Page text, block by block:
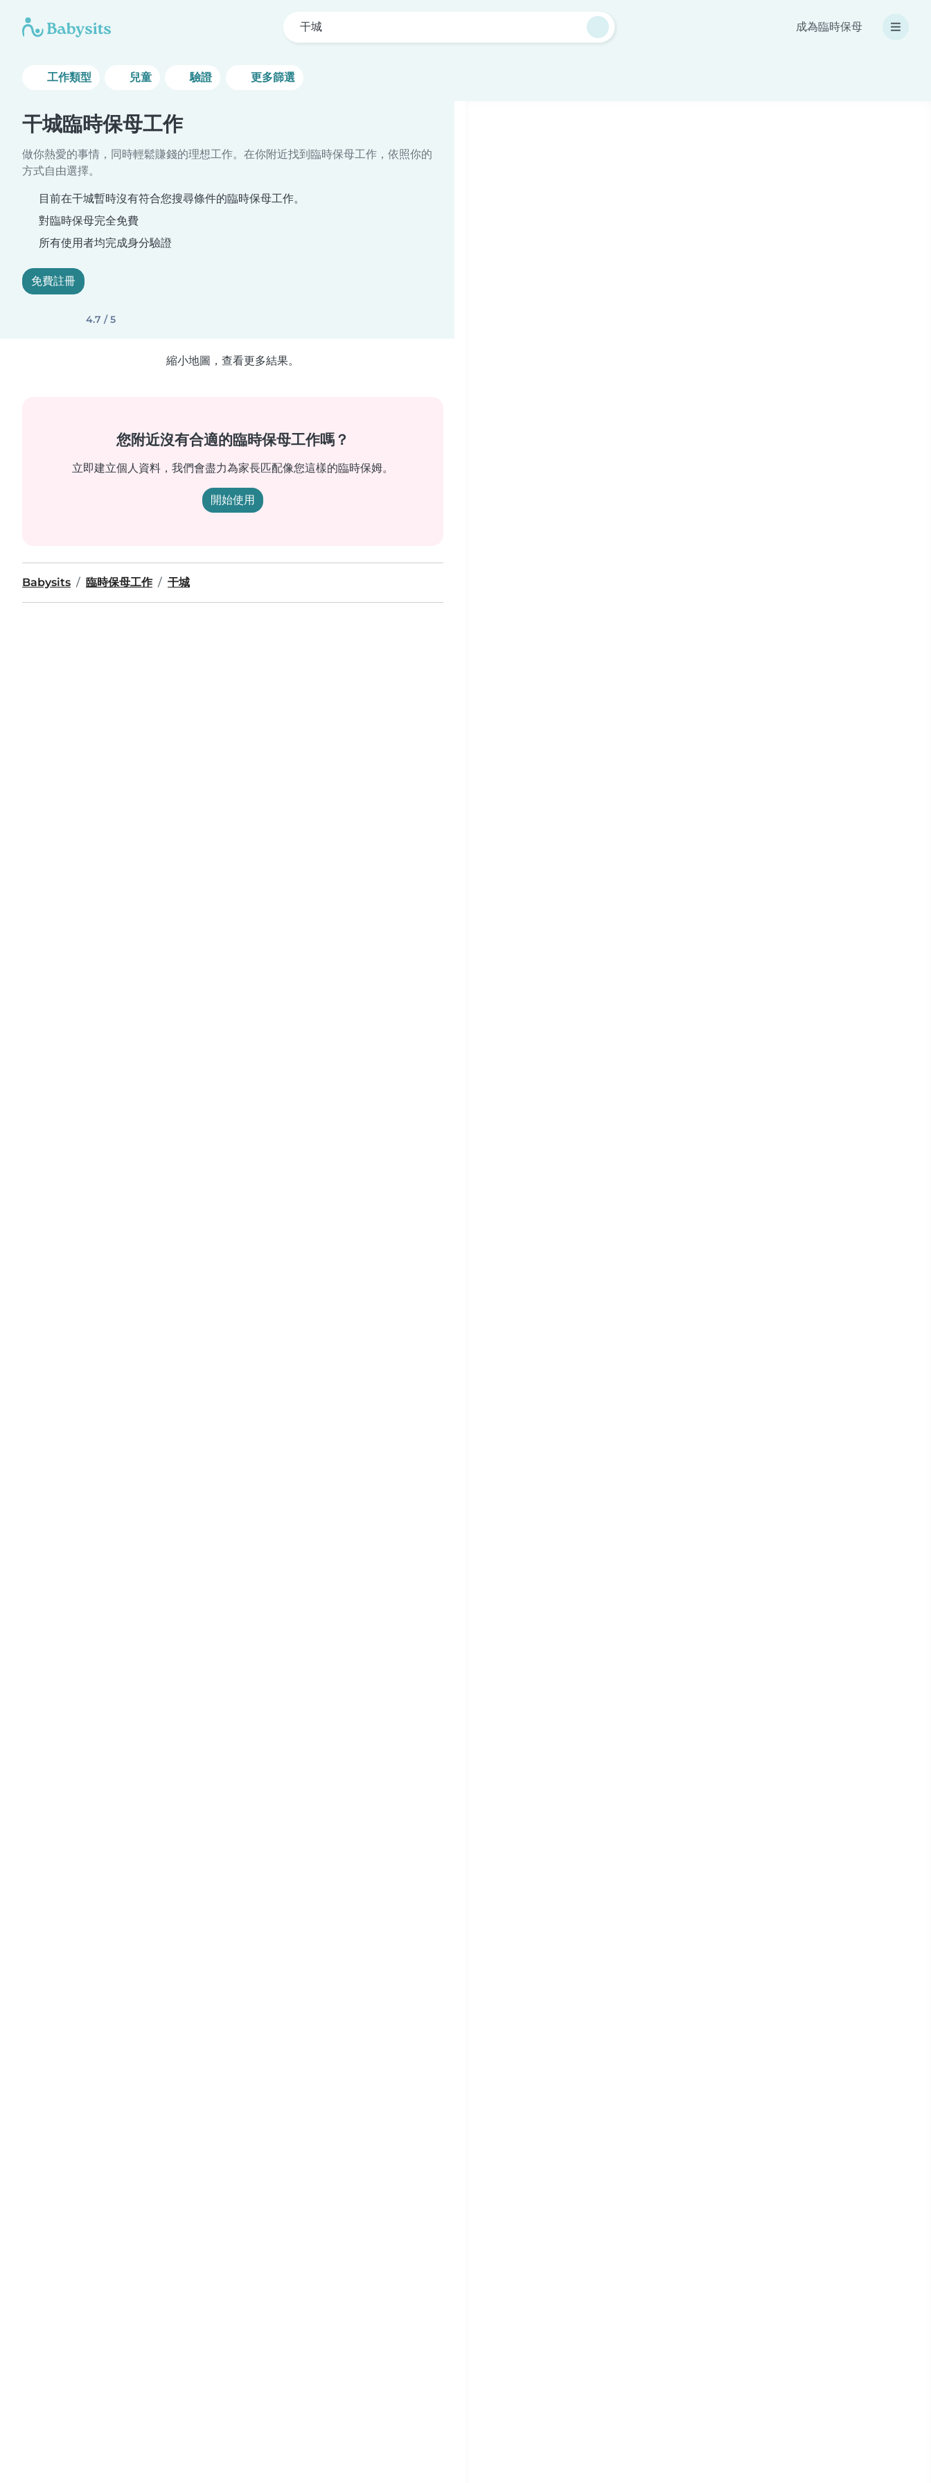
干城 成為臨時保母
工作類型 兒童 驗證 更多篩選
干城臨時保母工作
做你熱愛的事情，同時輕鬆賺錢的理想工作。在你附近找到臨時保母工作，依照你的
方式自由選擇。
目前在干城暫時沒有符合您搜尋條件的臨時保母工作。
對臨時保母完全免費
所有使用者均完成身分驗證
免費註冊
4.7 / 5
縮小地圖，查看更多結果。
您附近沒有合適的臨時保母工作嗎？
立即建立個人資料，我們會盡力為家長匹配像您這樣的臨時保姆。
開始使用
Babysits 臨時保母工作 干城